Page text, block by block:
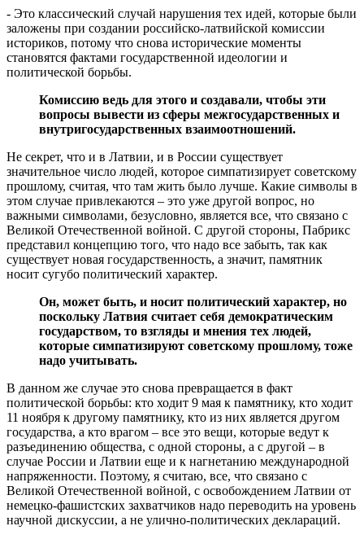
- Это классический случай нарушения тех идей, которые были
заложены при создании российско-латвийской комиссии
историков, потому что снова исторические моменты
становятся фактами государственной идеологии и
политической борьбы.
Комиссию ведь для этого и создавали, чтобы эти
вопросы вывести из сферы межгосударственных и
внутригосударственных взаимоотношений.
Не секрет, что и в Латвии, и в России существует
значительное число людей, которое симпатизирует советскому
прошлому, считая, что там жить было лучше. Какие символы в
этом случае привлекаются – это уже другой вопрос, но
важными символами, безусловно, является все, что связано с
Великой Отечественной войной. С другой стороны, Пабрикс
представил концепцию того, что надо все забыть, так как
существует новая государственность, а значит, памятник
носит сугубо политический характер.
Он, может быть, и носит политический характер, но
поскольку Латвия считает себя демократическим
государством, то взгляды и мнения тех людей,
которые симпатизируют советскому прошлому, тоже
надо учитывать.
В данном же случае это снова превращается в факт
политической борьбы: кто ходит 9 мая к памятнику, кто ходит
11 ноября к другому памятнику, кто из них является другом
государства, а кто врагом – все это вещи, которые ведут к
разъединению общества, с одной стороны, а с другой – в
случае России и Латвии еще и к нагнетанию международной
напряженности. Поэтому, я считаю, все, что связано с
Великой Отечественной войной, с освобождением Латвии от
немецко-фашистских захватчиков надо переводить на уровень
научной дискуссии, а не улично-политических деклараций.